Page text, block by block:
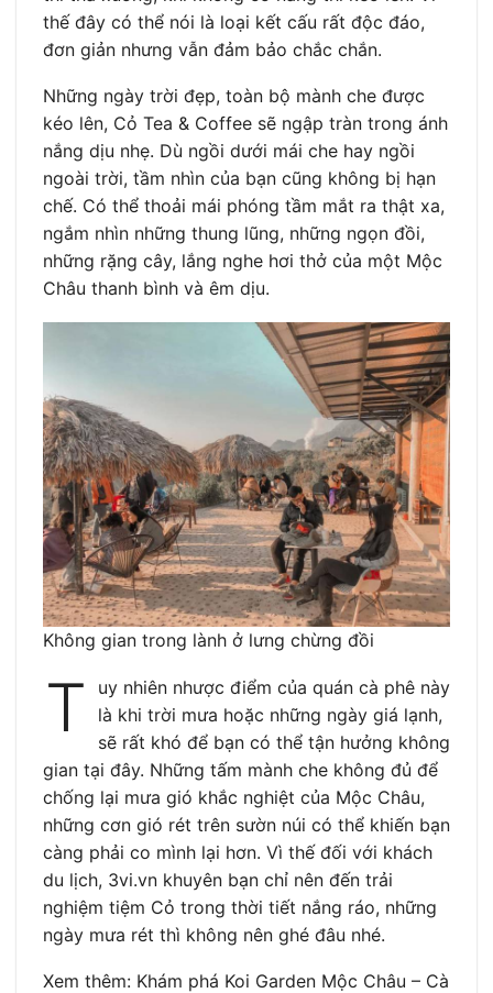
thế đây có thể nói là loại kết cấu rất độc đáo,
đơn giản nhưng vẫn đảm bảo chắc chắn.
Những ngày trời đẹp, toàn bộ mành che được
kéo lên, Cỏ Tea & Coffee sẽ ngập tràn trong ánh
nắng dịu nhẹ. Dù ngồi dưới mái che hay ngồi
ngoài trời, tầm nhìn của bạn cũng không bị hạn
chế. Có thể thoải mái phóng tầm mắt ra thật xa,
ngắm nhìn những thung lũng, những ngọn đồi,
những rặng cây, lắng nghe hơi thở của một Mộc
Châu thanh bình và êm dịu.
Không gian trong lành ở lưng chừng đồi
T
uy nhiên nhược điểm của quán cà phê này
là khi trời mưa hoặc những ngày giá lạnh,
sẽ rất khó để bạn có thể tận hưởng không
gian tại đây. Những tấm mành che không đủ để
chống lại mưa gió khắc nghiệt của Mộc Châu,
những cơn gió rét trên sườn núi có thể khiến bạn
càng phải co mình lại hơn. Vì thế đối với khách
du lịch, 3vi.vn khuyên bạn chỉ nên đến trải
nghiệm tiệm Cỏ trong thời tiết nắng ráo, những
ngày mưa rét thì không nên ghé đâu nhé.
Xem thêm: Khám phá Koi Garden Mộc Châu – Cà